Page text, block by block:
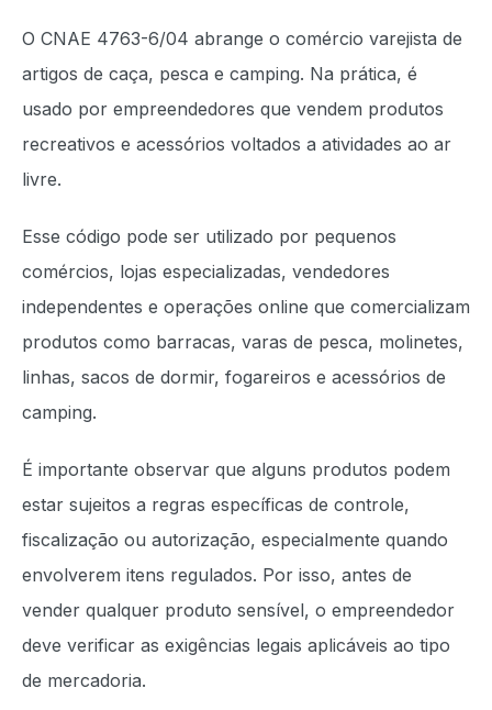
O CNAE 4763-6/04 abrange o comércio varejista de
artigos de caça, pesca e camping. Na prática, é
usado por empreendedores que vendem produtos
recreativos e acessórios voltados a atividades ao ar
livre.
Esse código pode ser utilizado por pequenos
comércios, lojas especializadas, vendedores
independentes e operações online que comercializam
produtos como barracas, varas de pesca, molinetes,
linhas, sacos de dormir, fogareiros e acessórios de
camping.
É importante observar que alguns produtos podem
estar sujeitos a regras específicas de controle,
fiscalização ou autorização, especialmente quando
envolverem itens regulados. Por isso, antes de
vender qualquer produto sensível, o empreendedor
deve verificar as exigências legais aplicáveis ao tipo
de mercadoria.